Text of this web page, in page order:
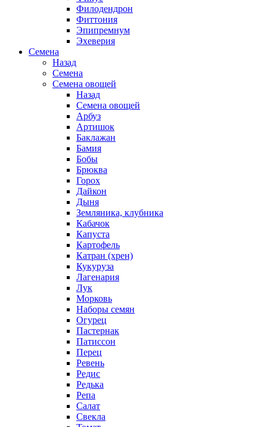
Филодендрон
Фиттония
Эпипремнум
Эхеверия
Семена
Назад
Семена
Семена овощей
Назад
Семена овощей
Арбуз
Артишок
Баклажан
Бамия
Бобы
Брюква
Горох
Дайкон
Дыня
Земляника, клубника
Кабачок
Капуста
Картофель
Катран (хрен)
Кукуруза
Лагенария
Лук
Морковь
Наборы семян
Огурец
Пастернак
Патиссон
Перец
Ревень
Редис
Редька
Репа
Салат
Свекла